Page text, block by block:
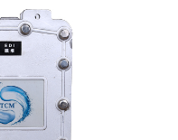
纯水处理设备